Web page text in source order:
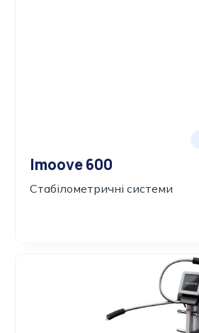
Imoove 600
Стабілометричні системи